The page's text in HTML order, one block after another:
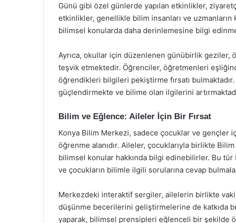
Günü gibi özel günlerde yapılan etkinlikler,
etkinlikler, genellikle bilim insanları ve uzmanların
bilimsel konularda daha derinlemesine bilgi edinme
Ayrıca, okullar için düzenlenen günübirlik
teşvik etmektedir. Öğrenciler, öğretmenleri
öğrendikleri bilgileri pekiştirme fırsatı
güçlendirmekte ve bilime olan ilgilerini
Bilim ve Eğlence: Aileler İçin Bir Fırsat
Konya Bilim Merkezi, sadece çocuklar ve gençler
öğrenme alanıdır. Aileler, çocuklarıyla birlikte
bilimsel konular hakkında bilgi edinebilirler. Bu
ve çocukların bilimle ilgili sorularına cevap
Merkezdeki interaktif sergiler, ailelerin birlikte
düşünme becerilerini geliştirmelerine de katkıda
yaparak, bilimsel prensipleri eğlenceli bir şekilde